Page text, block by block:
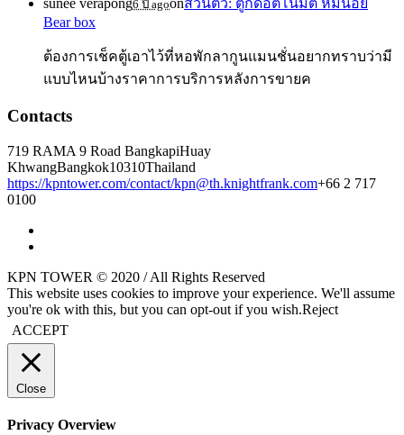
6 ปี ago
Bear box
ต้องการเช็คตู้เอาไว้ที่หอพักลากูนแมนชั่นอยากทราบว่ามี
แบบไหนบ้างราคาการบริการหลังการขายค
Contacts
719 RAMA 9 Road BangkapiHuay
KhwangBangkok10310Thailand
https://kpntower.com/contact/kpn@th.knightfrank.com+66 2 717
0100
KPN TOWER © 2020 / All Rights Reserved
This website uses cookies to improve your experience. We'll assume
you're ok with this, but you can opt-out if you wish.Reject
ACCEPT
Close
Privacy Overview